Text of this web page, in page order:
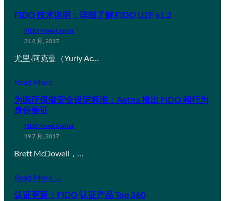
FIDO 技术说明：详细了解 FIDO U2F v1.2
FIDO News Center
31 8 月, 2017
尤里·阿克曼（Yuriy Ac…
Read More →
为医疗保健安全设定标准：Aetna 推出 FIDO 和行为
身份验证
FIDO News Center
19 7 月, 2017
Brett McDowell，…
Read More →
认证更新：FIDO 认证产品 Top 360